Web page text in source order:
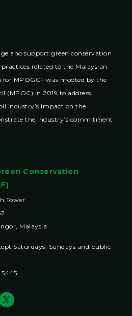
and support green conservation
related to the Malaysian
MPOGCF was mooted by the
(MPOC) in 2019 to address
industry’s impact on the
the industry’s commitment
Conservation
Tower
Malaysia
Saturdays, Sundays and public
5445